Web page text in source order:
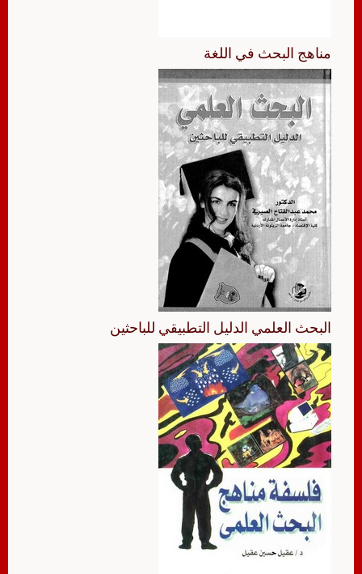
مناهج البحث في اللغة
البحث العلمي الدليل التطبيقي للباحثين